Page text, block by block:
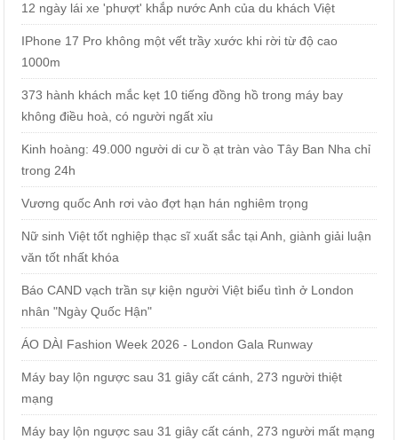
12 ngày lái xe 'phượt' khắp nước Anh của du khách Việt
IPhone 17 Pro không một vết trầy xước khi rời từ độ cao
1000m
373 hành khách mắc kẹt 10 tiếng đồng hồ trong máy bay
không điều hoà, có người ngất xỉu
Kinh hoàng: 49.000 người di cư ồ ạt tràn vào Tây Ban Nha chỉ
trong 24h
Vương quốc Anh rơi vào đợt hạn hán nghiêm trọng
Nữ sinh Việt tốt nghiệp thạc sĩ xuất sắc tại Anh, giành giải luận
văn tốt nhất khóa
Báo CAND vạch trần sự kiện người Việt biểu tình ở London
nhân "Ngày Quốc Hận"
ÁO DÀI Fashion Week 2026 - London Gala Runway
Máy bay lộn ngược sau 31 giây cất cánh, 273 người thiệt
mạng
Máy bay lộn ngược sau 31 giây cất cánh, 273 người mất mạng